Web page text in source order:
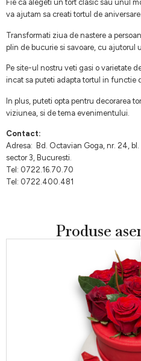
Fie ca alegeti un tort clasic sau unul
va ajutam sa creati tortul de
Transformati ziua de nastere a
plin de bucurie si savoare, cu ajutorul
Pe site-ul nostru veti gasi o varietate
incat sa puteti adapta tortul in functie
In plus, puteti opta pentru decorarea
viziunea, si de tema evenimentului.
Contact:
Adresa: Bd. Octavian Goga, nr. 24, bl.
sector 3, Bucuresti.
Tel: 0722.16.70.70
Tel: 0722.400.481
Produse